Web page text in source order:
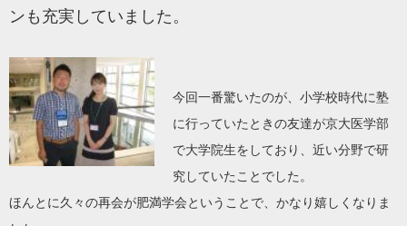
ンも充実していました。
今回一番驚いたのが、小学校時代に塾
に行っていたときの友達が京大医学部
で大学院生をしており、近い分野で研
究していたことでした。
ほんとに久々の再会が肥満学会ということで、かなり嬉しくなりま